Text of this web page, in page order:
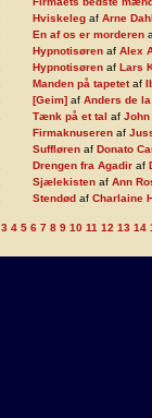
Hviskeleg af Arne
En af os er morderen
Hypnotisøren af Alex
Hypnotisøren af Lars
Manden på tapetetaf
[Geim] af Anders de la
Tænk på et tal af John
Firmaknuseren af
Suffløren af Donato
Drengen fra Agadir af
Sjælekisten af Ann
Stendød af Charlaine
3 4 5 6 7 8 9 10 11 12 13 14